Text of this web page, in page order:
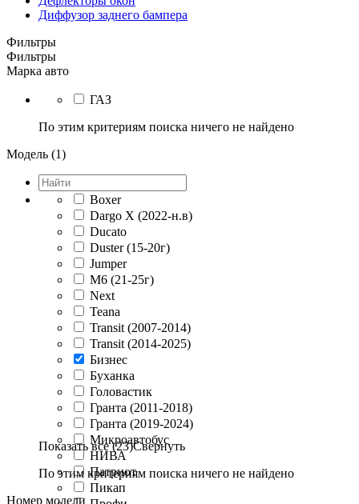
Диффузор заднего бампера
Фильтры
Фильтры
Марка авто
ГАЗ
По этим критериям поиска ничего не найдено
Модель (1)
Boxer
Dargo X (2022-н.в)
Ducato
Duster (15-20г)
Jumper
M6 (21-25г)
Next
Teana
Transit (2007-2014)
Transit (2014-2025)
Бизнес
Буханка
Головастик
Гранта (2011-2018)
Гранта (2019-2024)
Микроавтобус
НИВА
Патриот
Пикап
Показать все (23)Свернуть
По этим критериям поиска ничего не найдено
Номер модели